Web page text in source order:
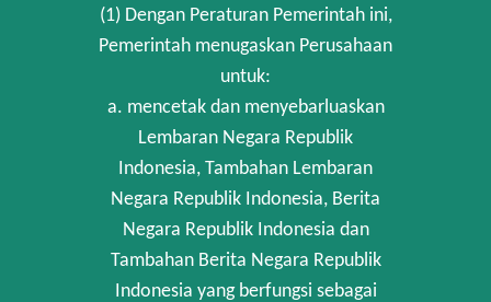
(1) Dengan Peraturan Pemerintah ini,
Pemerintah menugaskan Perusahaan
untuk:
a. mencetak dan menyebarluaskan
Lembaran Negara Republik
Indonesia, Tambahan Lembaran
Negara Republik Indonesia, Berita
Negara Republik Indonesia dan
Tambahan Berita Negara Republik
Indonesia yang berfungsi sebagai